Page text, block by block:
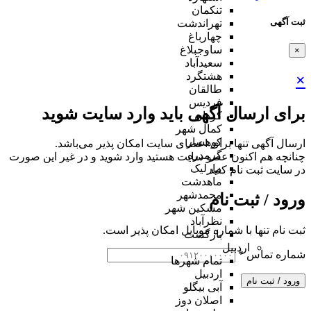
ثبت آگهی
×
×
برای ارسال آگهی باید وارد سایت شوید
ارسال آگهی تنها برای اعضای سایت امکان پذیر می‌باشد.
چنانچه هم‌ اکنون عضو سایت هستید وارد شوید و در غیر این صورت
در سایت ثبت نام کنید
ورود / ثبت نام
ثبت نام تنها با شماره موبایل امکان پذیر است.
شماره تماس*
ورود / ثبت نام
تنکمان
تهراندشت
چهارباغ
ساوجبلاغ
سعیدآباد
هشتگرد
طالقان
فردیس
کردان
کمال شهر
کوهسار
گرمدره
مارلیک
ماهدشت
محمدشهر
مشکین شهر
نظرآباد
بازگشت
اردبیل
تمام شهر‌ها
اردبیل
آبی بیگلو
اصلان دوز